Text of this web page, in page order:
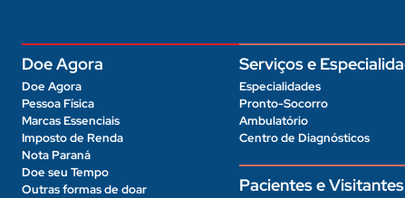
Doe Agora
Doe Agora
Pessoa Física
Marcas Essenciais
Imposto de Renda
Nota Paraná
Doe seu Tempo
Outras formas de doar
Serviços e
Especialidades
Pronto-Socorro
Ambulatório
Centro de Diagnósticos
Pacientes e Visitantes